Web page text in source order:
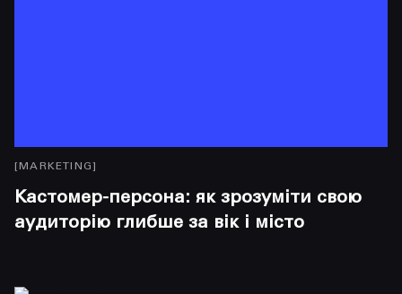
[MARKETING
Кастомер-персона: як зрозуміти свою
аудиторію глибше за вік і місто